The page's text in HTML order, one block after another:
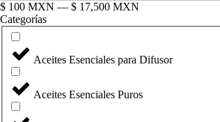
$ 100 MXN — $ 17,500 MXN
Categorías
Aceites Esenciales para Difusor
Aceites Esenciales Puros